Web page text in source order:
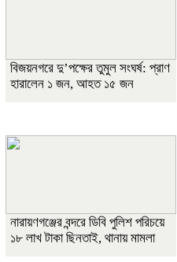
বিজয়নগরে দু’পক্ষের তুমুল সংঘর্ষ: প্রাণ
হারালেন ১ জন, আহত ১৫ জন
নারায়ণগঞ্জের বন্দরে ডিবি পুলিশ পরিচয়ে
১৮ লাখ টাকা ছিনতাই, থানায় মামলা